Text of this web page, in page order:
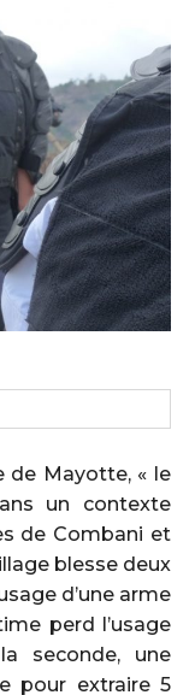
de Mayotte, « le
un contexte
de Combani et
blesse deux
d’une arme
perd l’usage
seconde, une
pour extraire 5